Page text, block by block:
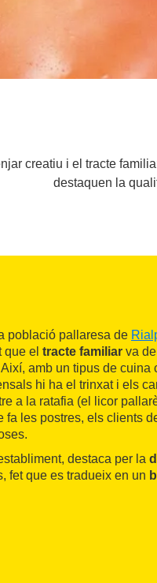
creatiu i el tracte
destaquen la
població pallaresa de
el tracte familiar va
amb un tipus de cuina
hi ha el trinxat i els
a la ratafia (el licor
fa les postres, els clients
destaca per la
fet que es tradueix en un